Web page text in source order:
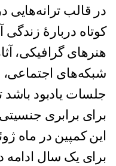
کوتاه دربارۀ زندگی
هنرهای گرافیکی،
شبکه‌های
جلسات یادبود باشد
برای برابری
این کمپین در ماه
برای یک سال ادامه